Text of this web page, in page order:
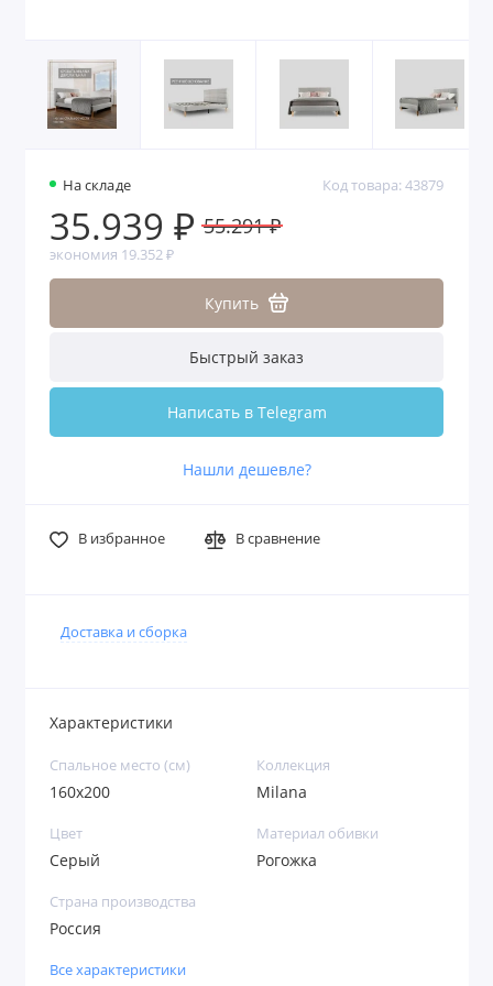
На складе Код товара: 43879
35.939 ₽ 55.291 ₽
экономия 19.352 ₽
Купить
Быстрый заказ
Написать в Telegram
Нашли дешевле?
В избранное В сравнение
Доставка и сборка
Характеристики
Спальное место (см)
160х200
Коллекция
Milana
Цвет
Серый
Материал обивки
Рогожка
Страна производства
Россия
Все характеристики